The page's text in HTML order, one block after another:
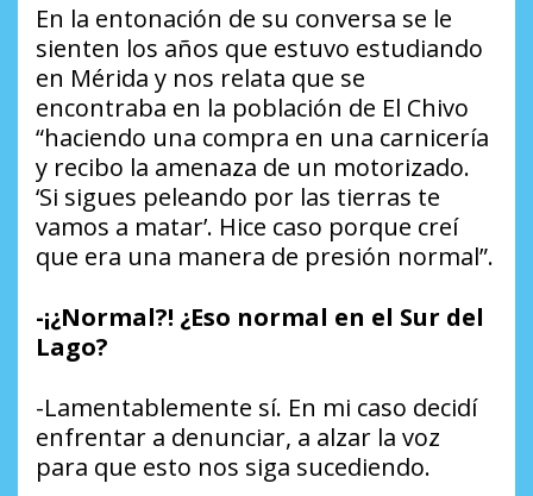
En la entonación de su conversa se le
sienten los años que estuvo estudiando
en Mérida y nos relata que se
encontraba en la población de El Chivo
“haciendo una compra en una carnicería
y recibo la amenaza de un motorizado.
‘Si sigues peleando por las tierras te
vamos a matar’. Hice caso porque creí
que era una manera de presión normal”.
-¡¿Normal?! ¿Eso normal en el Sur del
Lago?
-Lamentablemente sí. En mi caso decidí
enfrentar a denunciar, a alzar la voz
para que esto nos siga sucediendo.